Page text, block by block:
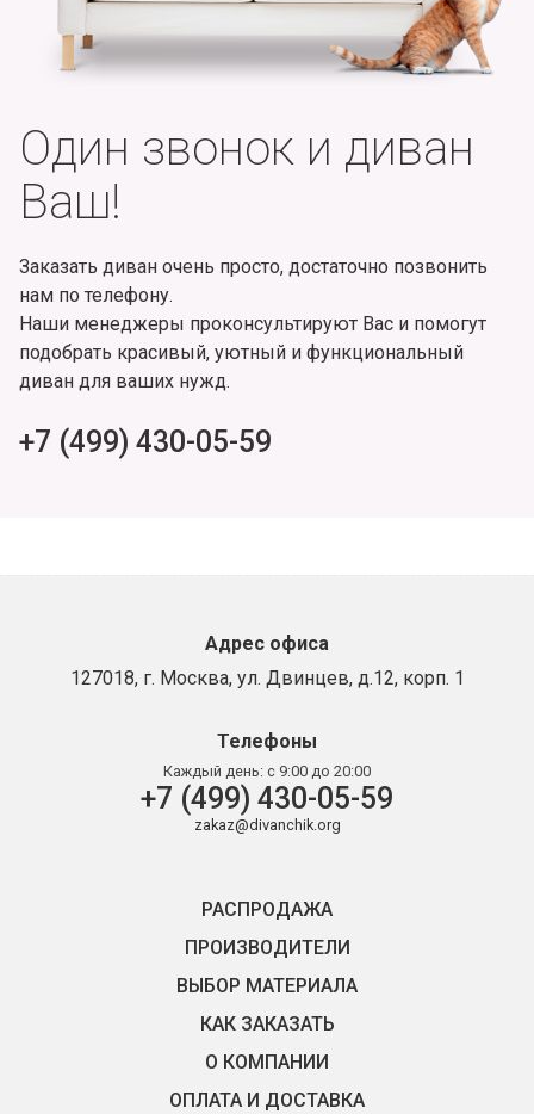
Один звонок и диван
Ваш!
Заказать диван очень просто, достаточно позвонить
нам по телефону.
Наши менеджеры проконсультируют Вас и помогут
подобрать красивый, уютный и функциональный
диван для ваших нужд.
+7 (499) 430-05-59
Адрес офиса
127018, г. Москва, ул. Двинцев, д.12, корп. 1
Телефоны
Каждый день: с 9:00 до 20:00
+7 (499) 430-05-59
zakaz@divanchik.org
РАСПРОДАЖА
ПРОИЗВОДИТЕЛИ
ВЫБОР МАТЕРИАЛА
КАК ЗАКАЗАТЬ
О КОМПАНИИ
ОПЛАТА И ДОСТАВКА